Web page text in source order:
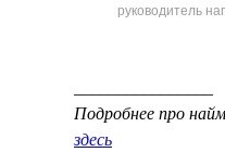
руководитель
Подробнее про
здесь